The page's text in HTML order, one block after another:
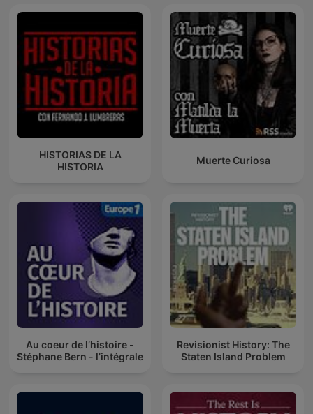
HISTORIAS DE LA
HISTORIA
Muerte Curiosa
Au coeur de l’histoire -
Stéphane Bern - l’intégrale
Revisionist History: The
Staten Island Problem